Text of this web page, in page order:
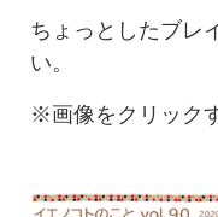
ちょっとしたブレ
い。
※画像をクリック